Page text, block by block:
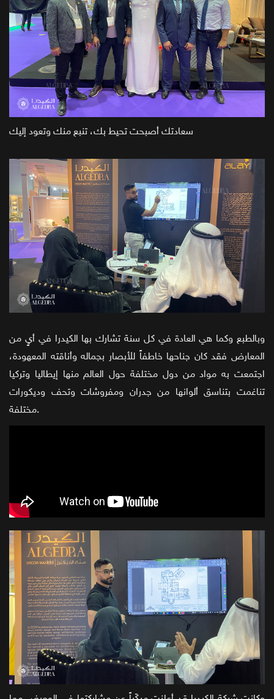
وبالطبع وكما هي العادة في كل سنة تشارك بها الكيدرا في أيٍ من
المعارض فقد كان جناحها خاطفاً للأبصار بجماله وأناقته المعهودة،
اجتمعت به مواد من دول مختلفة حول العالم منها إيطاليا وتركيا
تناغمت بتناسق ألوانها من جدران ومفروشات وتحف وديكورات
مختلفة.